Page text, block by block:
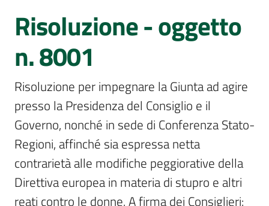
Per
i
media
Per
i
cittadini
Risoluzione - oggetto
n. 8001
Risoluzione per impegnare la Giunta ad agire
presso la Presidenza del Consiglio e il
Governo, nonché in sede di Conferenza Stato-
Regioni, affinché sia espressa netta
contrarietà alle modifiche peggiorative della
Direttiva europea in materia di stupro e altri
reati contro le donne. A firma dei Consiglieri: